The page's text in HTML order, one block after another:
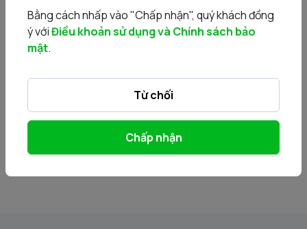
THUATHIENHUE - Bcao kiem toan 2014.PDF
20160602_201602602 - CTY KHOANGSAN
THUATHIENHUE - MAUDON.docx
THUATHIENHUE - bctc nam 2013.pdf
20160602_201602602 - CTY KHOANGSAN
THUATHIENHUE- Phuluc03_Mau_thongbaoCMCKV01-
Bằng cách nhấp vào "Chấp nhận", quý khách đồng
ý vớiĐiều khoản sử dụng và Chính sách bảo
mật.
Từ chối
Chấp nhận